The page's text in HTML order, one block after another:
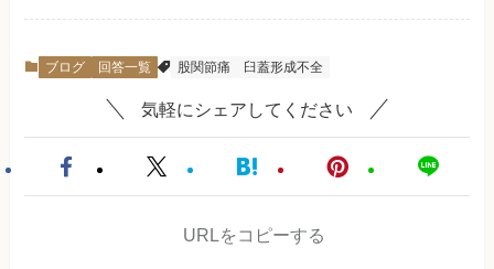
ブログ 回答一覧 股関節痛 臼蓋形成不全
気軽にシェアしてください
URLをコピーする